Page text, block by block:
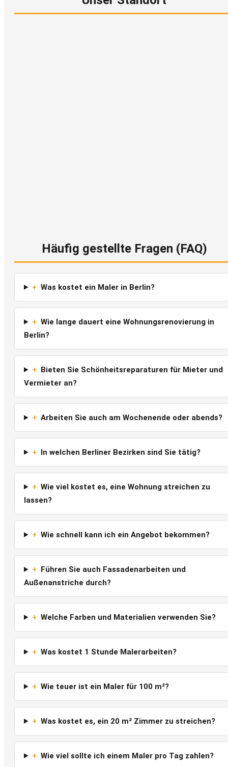
Häufig gestellte Fragen (FAQ)
+ Was kostet ein Maler in Berlin?
+ Wie lange dauert eine Wohnungsrenovierung in
Berlin?
+ Bieten Sie Schönheitsreparaturen für Mieter und
Vermieter an?
+ Arbeiten Sie auch am Wochenende oder abends?
+ In welchen Berliner Bezirken sind Sie tätig?
+ Wie viel kostet es, eine Wohnung streichen zu
lassen?
+ Wie schnell kann ich ein Angebot bekommen?
+ Führen Sie auch Fassadenarbeiten und
Außenanstriche durch?
+ Welche Farben und Materialien verwenden Sie?
+ Was kostet 1 Stunde Malerarbeiten?
+ Wie teuer ist ein Maler für 100 m²?
+ Was kostet es, ein 20 m² Zimmer zu streichen?
+ Wie viel sollte ich einem Maler pro Tag zahlen?